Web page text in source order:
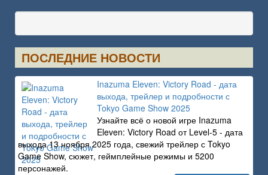
ПОСЛЕДНИЕ НОВОСТИ
Inazuma Eleven: Victory Road - дата
выхода, трейлер и подробности с
Tokyo Game Show 2025
Узнайте всё о новой игре Inazuma
Eleven: Victory Road от Level-5 - дата
выхода 13 ноября 2025 года, свежий трейлер с Tokyo
Game Show, сюжет, геймплейные режимы и 5200
персонажей.